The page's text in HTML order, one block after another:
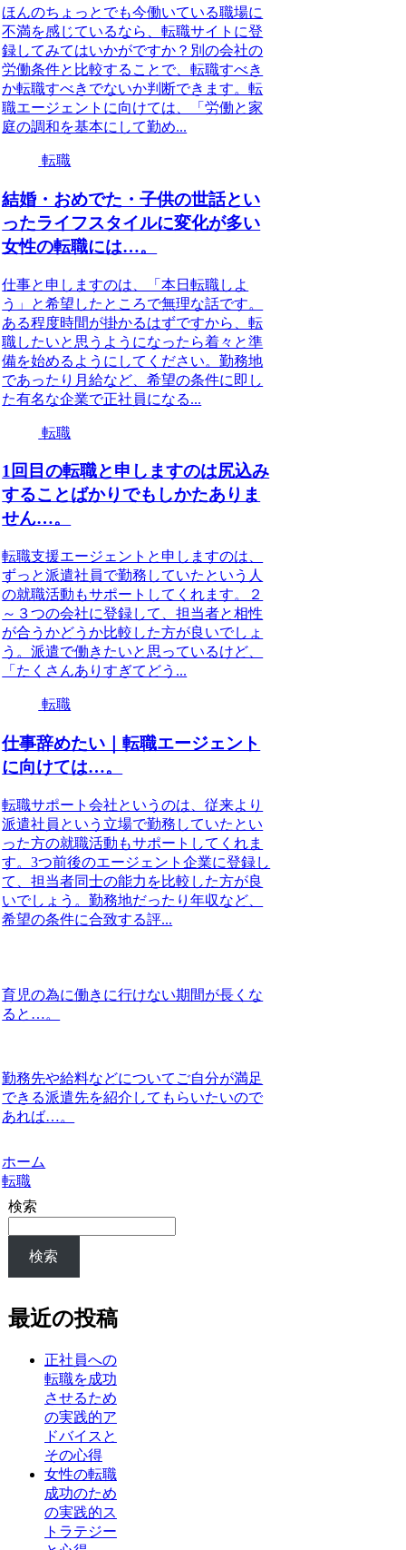
ほんのちょっとでも今働いている職場に
不満を感じているなら、転職サイトに登
録してみてはいかがですか？別の会社の
労働条件と比較することで、転職すべき
か転職すべきでないか判断できます。転
職エージェントに向けては、「労働と家
庭の調和を基本にして勤め...
転職
結婚・おめでた・子供の世話とい
ったライフスタイルに変化が多い
女性の転職には…。
仕事と申しますのは、「本日転職しよ
う」と希望したところで無理な話です。
ある程度時間が掛かるはずですから、転
職したいと思うようになったら着々と準
備を始めるようにしてください。勤務地
であったり月給など、希望の条件に即し
た有名な企業で正社員になる...
転職
1回目の転職と申しますのは尻込み
することばかりでもしかたありま
せん…。
転職支援エージェントと申しますのは、
ずっと派遣社員で勤務していたという人
の就職活動もサポートしてくれます。２
～３つの会社に登録して、担当者と相性
が合うかどうか比較した方が良いでしょ
う。派遣で働きたいと思っているけど、
「たくさんありすぎてどう...
転職
仕事辞めたい｜転職エージェント
に向けては…。
転職サポート会社というのは、従来より
派遣社員という立場で勤務していたとい
った方の就職活動もサポートしてくれま
す。3つ前後のエージェント企業に登録し
て、担当者同士の能力を比較した方が良
いでしょう。勤務地だったり年収など、
希望の条件に合致する評...
育児の為に働きに行けない期間が長くな
ると…。
勤務先や給料などについてご自分が満足
できる派遣先を紹介してもらいたいので
あれば…。
ホーム
転職
検索
検索
最近の投稿
正社員への
転職を成功
させるため
の実践的ア
ドバイスと
その心得
女性の転職
成功のため
の実践的ス
トラテジー